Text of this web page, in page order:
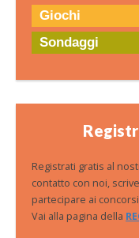
Giochi
Sondaggi
Registrati gratis al
contatto con noi,
partecipare ai
Vai alla pagina della